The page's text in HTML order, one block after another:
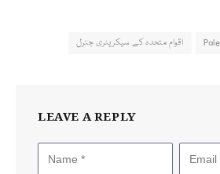
اقوام متحدہ کے سیکریٹری جنرل
LEAVE A REPLY